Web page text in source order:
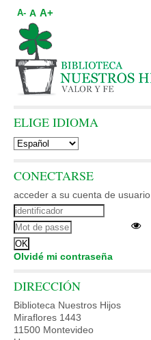
A- A A+
ELIGE IDIOMA
CONECTARSE
acceder a su cuenta de usuario
Olvidé mi contraseña
DIRECCIÓN
Biblioteca Nuestros Hijos
Miraflores 1443
11500 Montevideo